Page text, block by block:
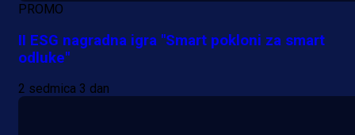
PROMO
II ESG nagradna igra "Smart pokloni za smart
odluke"
2 sedmica 3 dan